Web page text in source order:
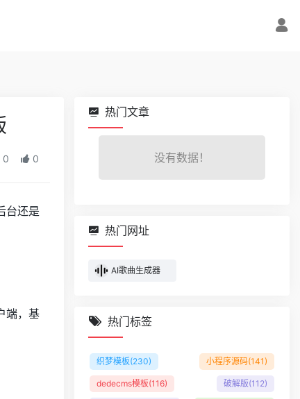
0 0
台还是
端，基
热门文章
没有数据！
热门网址
AI歌曲生成器
热门标签
织梦模板(230) 小程序源码(141)
dedecms模板(116) 破解版(112)